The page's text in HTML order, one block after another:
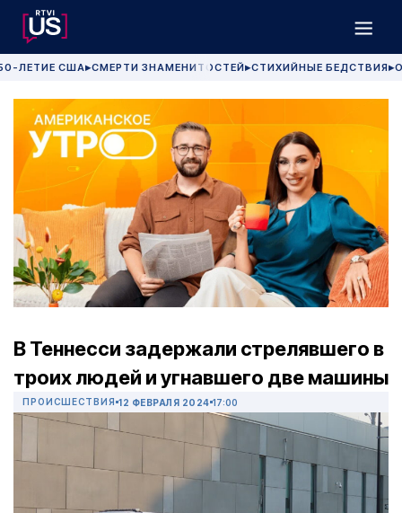
ЛЕТИЕ США▶СМЕРТИ ЗНАМЕНИТОСТЕЙ▶СТИХИЙНЫЕ БЕДСТВИЯ▶
В Теннесси задержали стрелявшего в
троих людей и угнавшего две машины
ПРОИСШЕСТВИЯ 12 ФЕВРАЛЯ 2024 17:00